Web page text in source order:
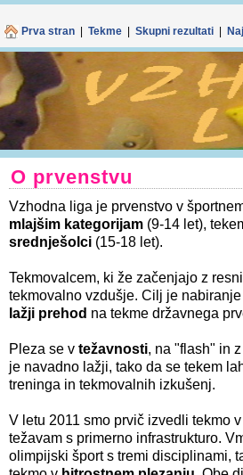
Prva stran| Tekme|
Vzhodna liga je prvenstvo v
mlajšim kategorijam (9-14 let),
srednješolci(15-18 let).
Tekmovalcem, ki že začenjajo z
tekmovalno vzdušje. Cilj je
lažji prehod na tekme državnega